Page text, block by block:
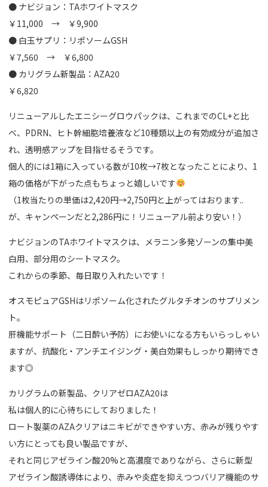
● ナビジョン：TAホワイトマスク
￥11,000 → ￥9,900
● 白玉サプリ：リポソームGSH
￥7,560 → ￥6,800
● カリグラム新製品：AZA20
￥6,820
リニューアルしたエニシーグロウパックは、これまでのCL+と比
べ、PDRN、ヒト幹細胞培養液など10種類以上の有効成分が追加さ
れ、透明感アップを目指せるそうです。
個人的には1箱に入っている数が10枚→7枚となったことにより、1
箱の価格が下がった点もちょっと嬉しいです
（1枚当たりの単価は2,420円→2,750円と上がってはおります..
が、キャンペーンだと2,286円に！リニューアル前より安い！）
ナビジョンのTAホワイトマスクは、メラニン多発ゾーンの集中美
白用、部分用のシートマスク。
これからの季節、毎日取り入れたいです！
オスモピュアGSHはリポソーム化されたグルタチオンのサプリメン
ト。
肝機能サポート（二日酔い予防）にお使いになる方もいらっしゃい
ますが、抗酸化・アンチエイジング・美白効果もしっかり期待でき
ます◎
カリグラムの新製品、クリアゼロAZA20は
私は個人的に心待ちにしておりました！
ロート製薬のAZAクリアはニキビができやすい方、赤みが残りやす
い方にとっても良い製品ですが、
それと同じアゼライン酸20%と高濃度でありながら、さらに新型
アゼライン酸誘導体により、赤みや炎症を抑えつつバリア機能のサ